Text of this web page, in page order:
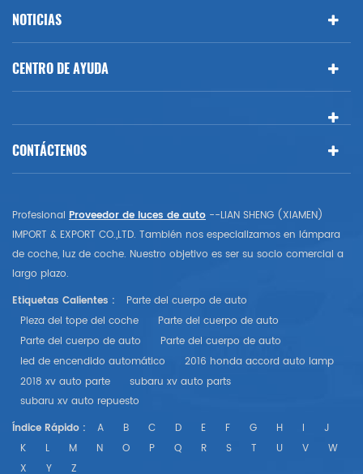
NOTICIAS
CENTRO DE AYUDA
CONTÁCTENOS
Profesional Proveedor de luces de auto --LIAN SHENG (XIAMEN)
IMPORT & EXPORT CO.,LTD. También nos especializamos en lámpara
de coche, luz de coche. Nuestro objetivo es ser su socio comercial a
largo plazo.
Etiquetas Calientes :
Parte del cuerpo de auto
Pieza del tope del coche
Parte del cuerpo de auto
Parte del cuerpo de auto
Parte del cuerpo de auto
led de encendido automático
2016 honda accord auto lamp
2018 xv auto parte
subaru xv auto parts
subaru xv auto repuesto
Índice Rápido :
A B C D E F G H I
J
K
L M N O P Q R S T U V
W
X
Y Z